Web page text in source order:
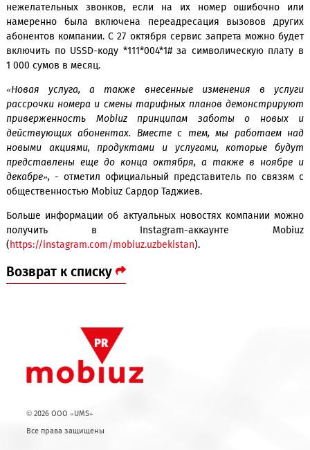
70. Оставшиеся по Mobi 50 лимиты прибавляются к
тарифа Mobi 70. И абонент только выигрывает от смены
тарифа!
Еще одна новая услуга от Mobiuz – запрет на
вызовов. Это своеобразная «защита»
нежелательных звонков, если на их номер
намеренно была включена переадресация вызовов
абонентов компании. С 27 октября сервис запрета можно
включить по USSD-коду *111*004*1# за символическую
1 000 сумов в месяц.
«Новая услуга, а также внесенные изменения в
приверженность Mobiuz принципам заботы о
действующих абонентах. Вместе с тем, мы
представлены еще до конца октября, а также в
декабре»,- отметил официальный представитель по
Больше информации об актуальных новостях компании
получить в Instagram-аккаунте
https://instagram.com/mobiuz.uzbekistan